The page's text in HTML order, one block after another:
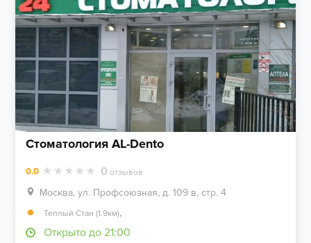
Стоматология AL-Dento
0.0 0 отзывов
Москва, ул. Профсоюзная, д. 109 в, стр. 4
Теплый Стан (1.9км),
Открыто до 21:00